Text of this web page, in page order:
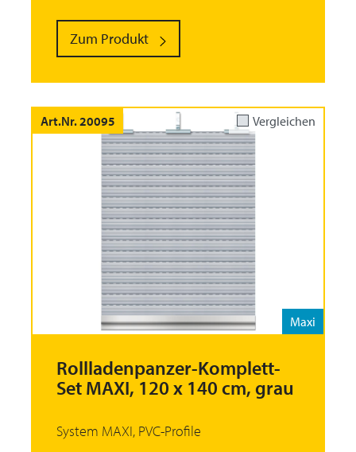
Zum Produkt
Art.Nr. 20095 Vergleichen
Maxi
Rollladenpanzer-Komplett-
Set MAXI, 120 x 140 cm, grau
System MAXI, PVC-Profile